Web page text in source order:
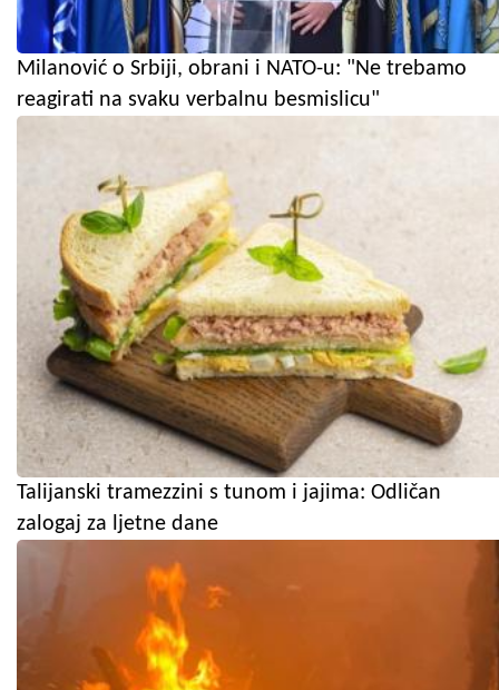
Milanović o Srbiji, obrani i NATO-u: "Ne trebamo
reagirati na svaku verbalnu besmislicu"
Talijanski tramezzini s tunom i jajima: Odličan
zalogaj za ljetne dane